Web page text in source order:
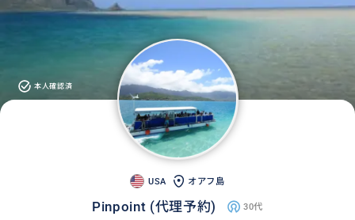
本人確認済
USA オアフ島
Pinpoint (代理予約) 30代